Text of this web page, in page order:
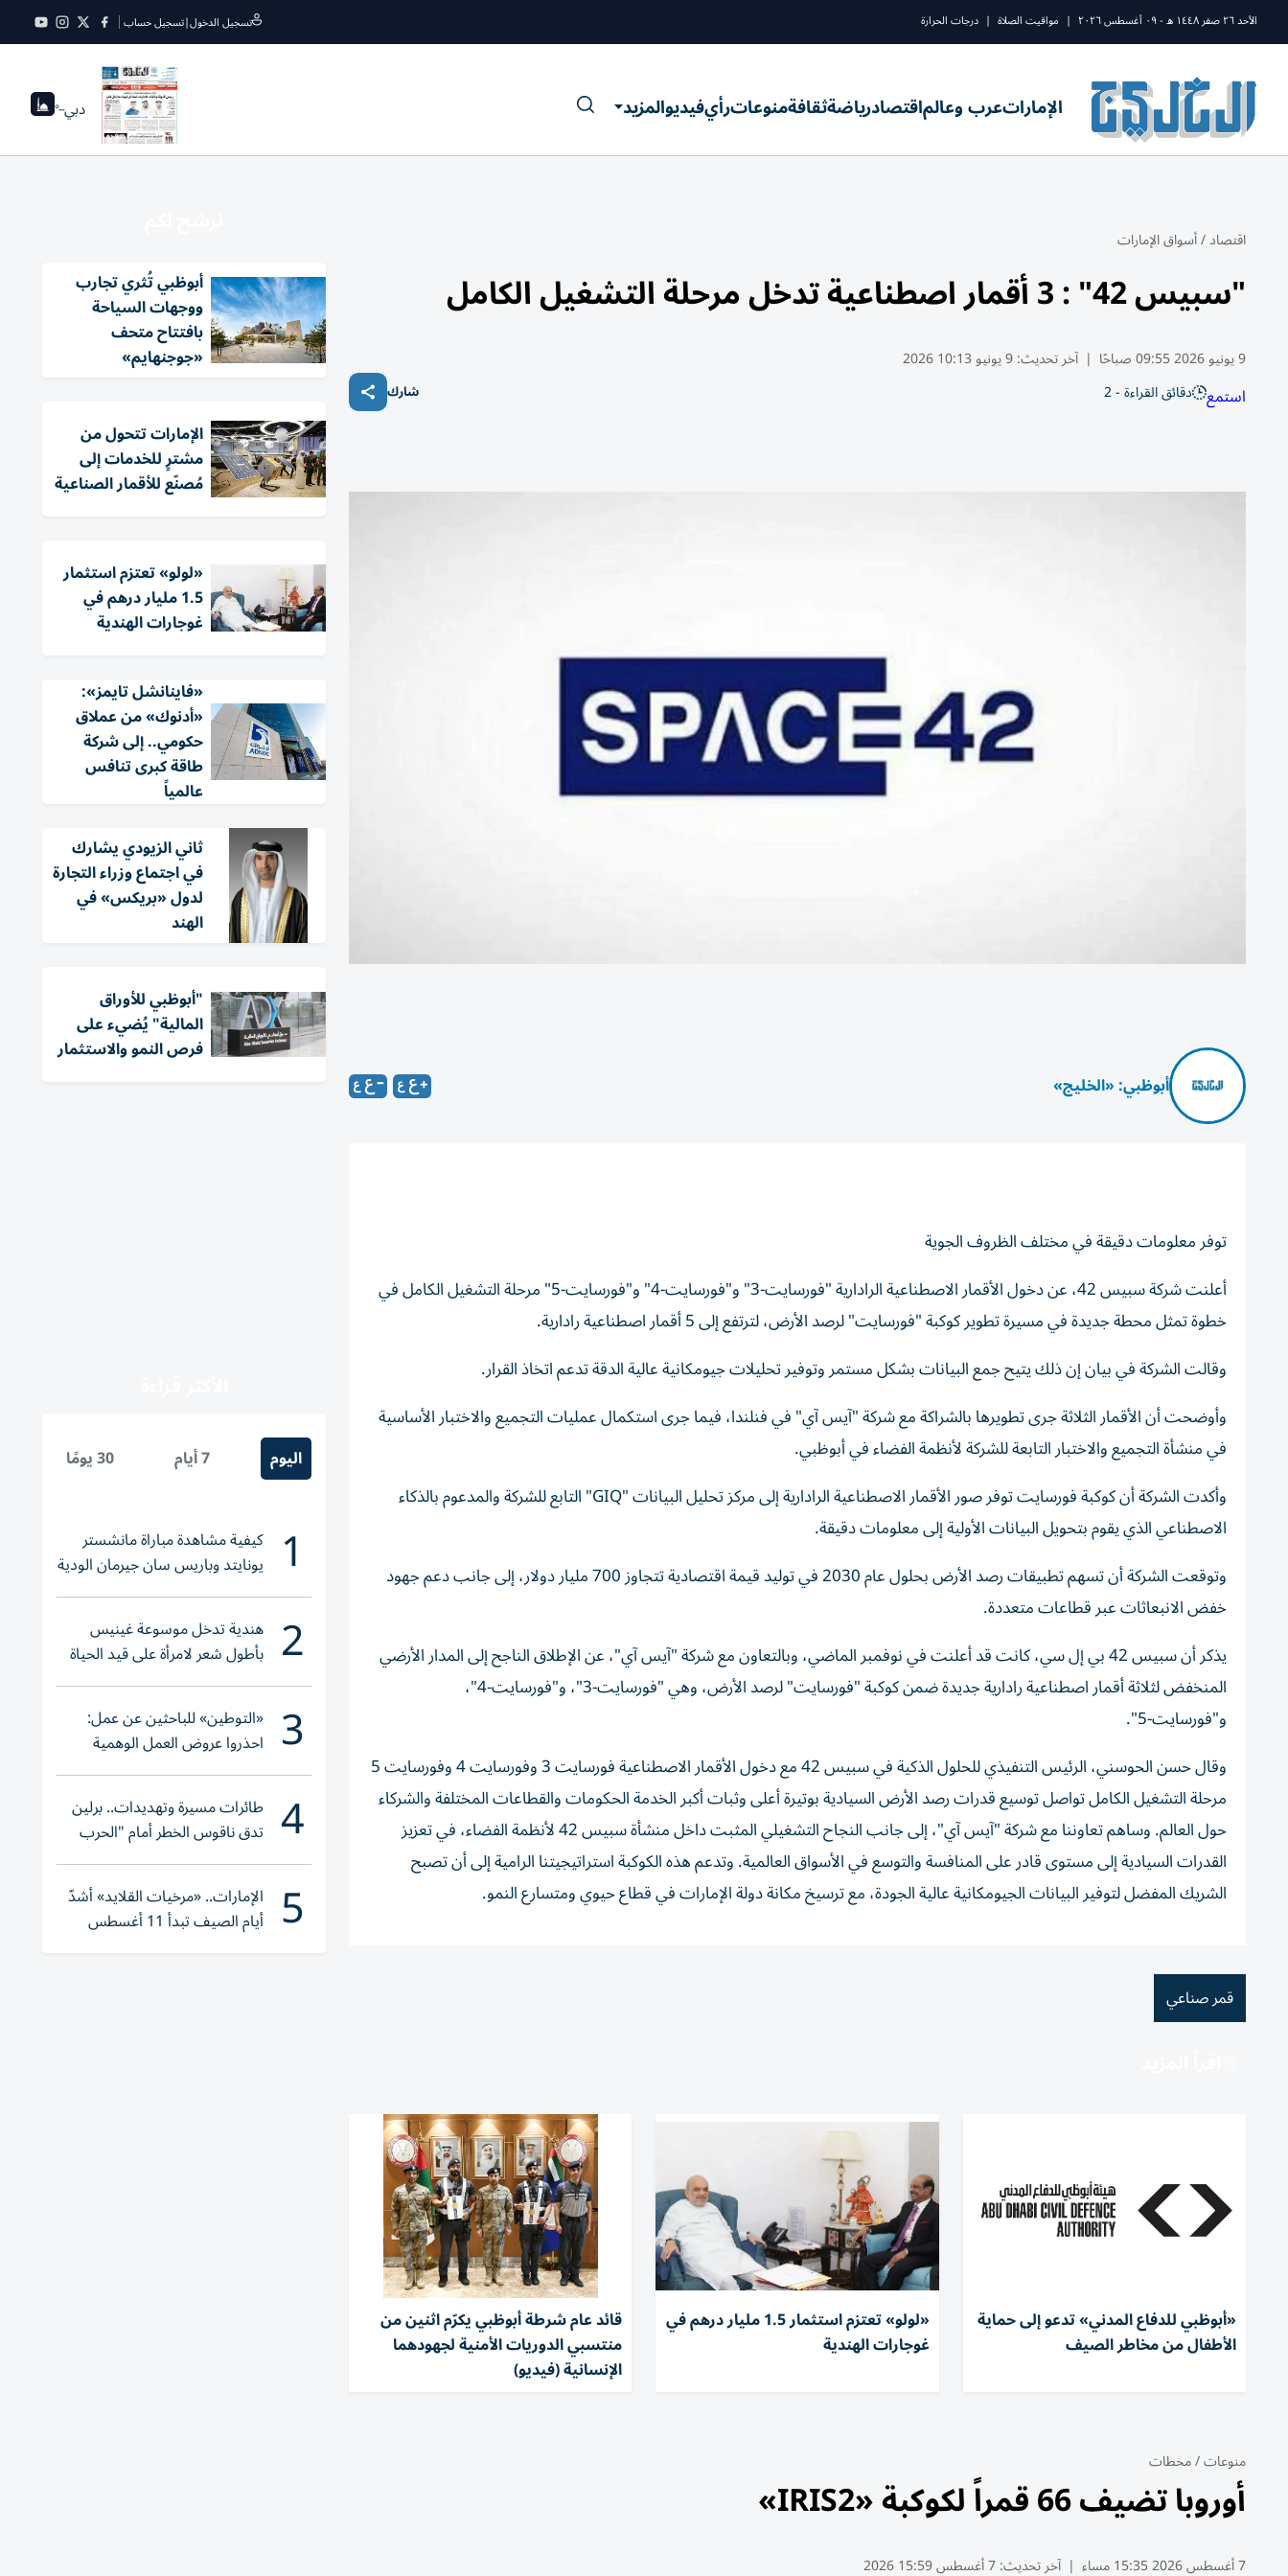
الأحد ٢٦ صفر ١٤٤٨ ه - ٠٩ أغسطس ٢٠٢٦ | مواقيت الصلاة | درجات الحرارة تسجيل الدخول|تسجيل حساب
الإماراتعرب وعالماقتصادرياضةثقافةمنوعاترأيفيديوالمزيد دبي--°
اقتصاد/أسواق الإمارات
"سبيس 42" : 3 أقمار اصطناعية تدخل مرحلة التشغيل الكامل
9 يونيو 2026 09:55 صباحًا | آخر تحديث:9 يونيو 10:13 2026
استمع دقائق القراءة - 2 شارك
أبوظبي: «الخليج»
توفر معلومات دقيقة في مختلف الظروف الجوية
أعلنت شركة سبيس 42، عن دخول الأقمار الاصطناعية الرادارية "فورسايت-3" و"فورسايت-4" و"فورسايت-5" مرحلة التشغيل الكامل في
خطوة تمثل محطة جديدة في مسيرة تطوير كوكبة "فورسايت" لرصد الأرض، لترتفع إلى 5 أقمار اصطناعية رادارية.
وقالت الشركة في بيان إن ذلك يتيح جمع البيانات بشكل مستمر وتوفير تحليلات جيومكانية عالية الدقة تدعم اتخاذ القرار.
وأوضحت أن الأقمار الثلاثة جرى تطويرها بالشراكة مع شركة "آيس آي" في فنلندا، فيما جرى استكمال عمليات التجميع والاختبار الأساسية
في منشأة التجميع والاختبار التابعة للشركة لأنظمة الفضاء في أبوظبي.
وأكدت الشركة أن كوكبة فورسايت توفر صور الأقمار الاصطناعية الرادارية إلى مركز تحليل البيانات "GIQ" التابع للشركة والمدعوم بالذكاء
الاصطناعي الذي يقوم بتحويل البيانات الأولية إلى معلومات دقيقة.
وتوقعت الشركة أن تسهم تطبيقات رصد الأرض بحلول عام 2030 في توليد قيمة اقتصادية تتجاوز 700 مليار دولار، إلى جانب دعم جهود
خفض الانبعاثات عبر قطاعات متعددة.
يذكر أن سبيس 42 بي إل سي، كانت قد أعلنت في نوفمبر الماضي، وبالتعاون مع شركة "آيس آي"، عن الإطلاق الناجح إلى المدار الأرضي
المنخفض لثلاثة أقمار اصطناعية رادارية جديدة ضمن كوكبة "فورسايت" لرصد الأرض، وهي "فورسايت-3"، و"فورسايت-4"،
و"فورسايت-5".
وقال حسن الحوسني، الرئيس التنفيذي للحلول الذكية في سبيس 42 مع دخول الأقمار الاصطناعية فورسایت 3 وفورسایت 4 وفورسایت 5
مرحلة التشغيل الكامل تواصل توسيع قدرات رصد الأرض السيادية بوتيرة أعلى وثبات أكبر الخدمة الحكومات والقطاعات المختلفة والشركاء
حول العالم. وساهم تعاوننا مع شركة "آيس آي"، إلى جانب النجاح التشغيلي المثبت داخل منشأة سبيس 42 لأنظمة الفضاء، في تعزيز
القدرات السيادية إلى مستوى قادر على المنافسة والتوسع في الأسواق العالمية. وتدعم هذه الكوكبة استراتيجيتنا الرامية إلى أن تصبح
الشريك المفضل لتوفير البيانات الجيومكانية عالية الجودة، مع ترسيخ مكانة دولة الإمارات في قطاع حيوي ومتسارع النمو.
قمر صناعي
«أبوظبي للدفاع المدني» تدعو إلى حماية
الأطفال من مخاطر الصيف
«لولو» تعتزم استثمار 1.5 مليار درهم في
غوجارات الهندية
قائد عام شرطة أبوظبي يكرّم اثنين من
منتسبي الدوريات الأمنية لجهودهما
الإنسانية (فيديو)
منوعات/محطات
أوروبا تضيف 66 قمراً لكوكبة «IRIS2»
7 أغسطس 2026 15:35 مساء | آخر تحديث:7 أغسطس 15:59 2026
أبوظبي تُثري تجارب
ووجهات السياحة
بافتتاح متحف
«جوجنهايم»
الإمارات تتحول من
مشترٍ للخدمات إلى
مُصنّع للأقمار الصناعية
«لولو» تعتزم استثمار
1.5 مليار درهم في
غوجارات الهندية
«فاينانشل تايمز»:
«أدنوك» من عملاق
حكومي.. إلى شركة
طاقة كبرى تنافس
عالمياً
ثاني الزيودي يشارك
في اجتماع وزراء التجارة
لدول «بريكس» في
الهند
"أبوظبي للأوراق
المالية" يُضيء على
فرص النمو والاستثمار
اليوم 7 أيام 30 يومًا
1 كيفية مشاهدة مباراة مانشستر
يونايتد وباريس سان جيرمان الودية
والقنوات الناقلة
2 هندية تدخل موسوعة غينيس
بأطول شعر لامرأة على قيد الحياة
3 «التوطين» للباحثين عن عمل:
احذروا عروض العمل الوهمية
وتحققوا عبر «الباركود»
4 طائرات مسيرة وتهديدات.. برلين
تدق ناقوس الخطر أمام "الحرب
الهجينة"
5 الإمارات.. «مرخيات القلايد» أشدّ
أيام الصيف تبدأ 11 أغسطس